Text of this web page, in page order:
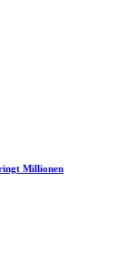
Millionen